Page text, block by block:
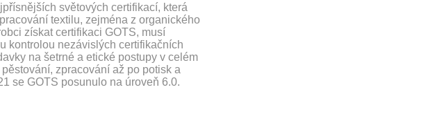
světových certifikací, která
textilu, zejména z organického
získat certifikaci GOTS, musí
kontrolou nezávislých certifikačních
na šetrné a etické postupy v celém
zpracování až po potisk a
se GOTS posunulo na úroveň 6.0.